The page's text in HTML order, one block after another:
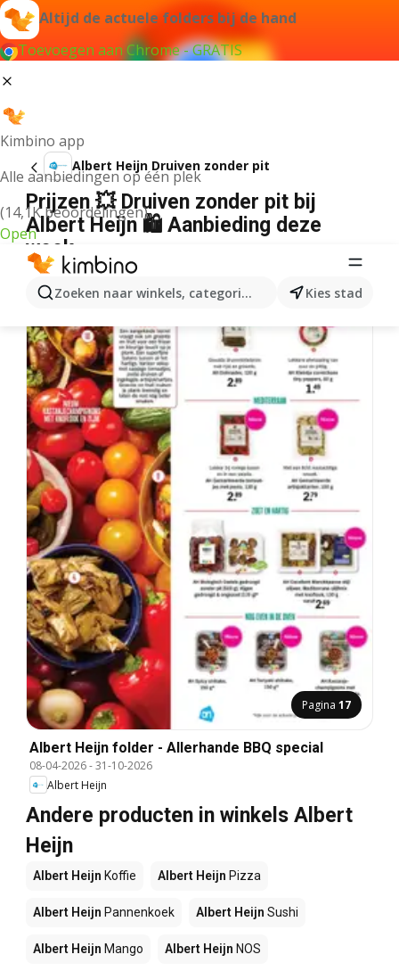
Altijd de actuele folders bij de hand
Toevoegen aan Chrome - GRATIS
Kimbino app
Alle aanbiedingen op één plek
(14,1K beoordelingen)
Open
Zoeken naar winkels, categorieën, producten...
Kies stad
Albert Heijn Druiven zonder pit
Prijzen 💥 Druiven zonder pit bij
Albert Heijn 🛍️ Aanbieding deze
week
Pagina 17
Albert Heijn folder - Allerhande BBQ special
08-04-2026-31-10-2026
Albert Heijn
Andere producten in winkels Albert
Heijn
Albert Heijn Koffie Albert Heijn Pizza
Albert Heijn Pannenkoek Albert Heijn Sushi
Albert Heijn Mango Albert Heijn NOS